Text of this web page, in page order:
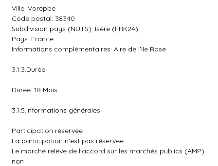
Ville: Voreppe
Code postal: 38340
Subdivision pays (NUTS): Isère (FRK24)
Pays: France
Informations complémentaires: Aire de l'Ile Rose
3.1.3.Durée
Durée: 18 Mois
3.1.5.Informations générales
Participation réservée
La participation n'est pas réservée.
Le marché relève de l'accord sur les marchés publics (AMP):
non